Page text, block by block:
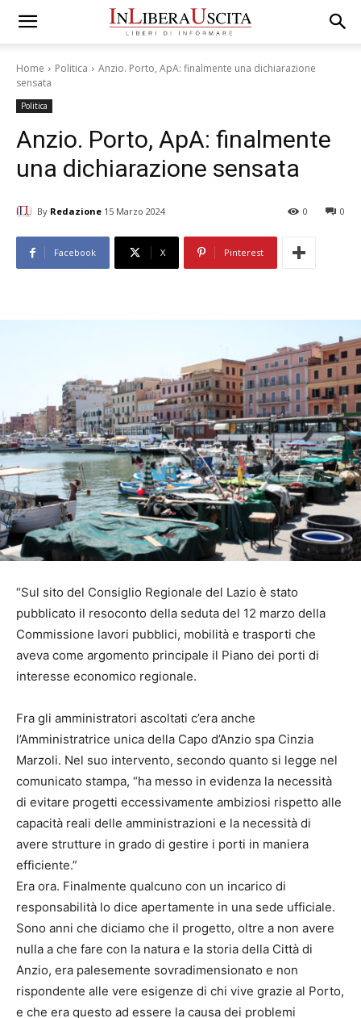
Home Politica
Anzio. Porto, ApA: finalmente una dichiarazione
sensata
Politica
Anzio. Porto, ApA: finalmente
una dichiarazione sensata
By Redazione 15 Marzo 2024 0
0
Facebook X Pinterest
“Sul sito del Consiglio Regionale del Lazio è stato
pubblicato il resoconto della seduta del 12 marzo della
Commissione lavori pubblici, mobilità e trasporti che
aveva come argomento principale il Piano dei porti di
interesse economico regionale.
Fra gli amministratori ascoltati c’era anche
l’Amministratrice unica della Capo d’Anzio spa Cinzia
Marzoli. Nel suo intervento, secondo quanto si legge nel
comunicato stampa, “ha messo in evidenza la necessità
di evitare progetti eccessivamente ambiziosi rispetto alle
capacità reali delle amministrazioni e la necessità di
avere strutture in grado di gestire i porti in maniera
efficiente.”
Era ora. Finalmente qualcuno con un incarico di
responsabilità lo dice apertamente in una sede ufficiale.
Sono anni che diciamo che il progetto, oltre a non avere
nulla a che fare con la natura e la storia della Città di
Anzio, era palesemente sovradimensionato e non
rispondente alle vere esigenze di chi vive grazie al Porto,
e che era questo ad essere la causa dei problemi